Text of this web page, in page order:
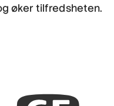
øker tilfredsheten.